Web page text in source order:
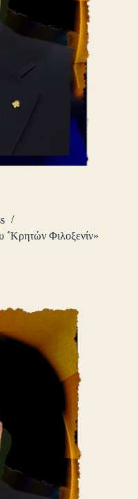
΅Κρητών Φιλοξενίν»